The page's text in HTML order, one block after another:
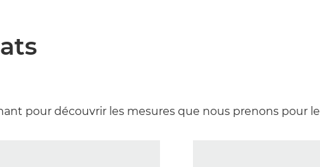
pour découvrir les mesures que nous prenons pour